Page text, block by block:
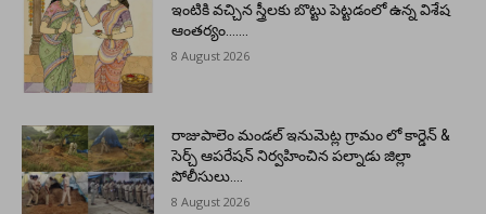
ఇంటికి వచ్చిన స్త్రీలకు బొట్టు పెట్టడంలో ఉన్న విశేష
ఆంతర్యం…….
8 August 2026
రాజుపాలెం మండల్ ఇనుమెట్ల గ్రామం లో కార్డెన్ &
సెర్చ్ ఆపరేషన్ నిర్వహించిన పల్నాడు జిల్లా
పోలీసులు….
8 August 2026